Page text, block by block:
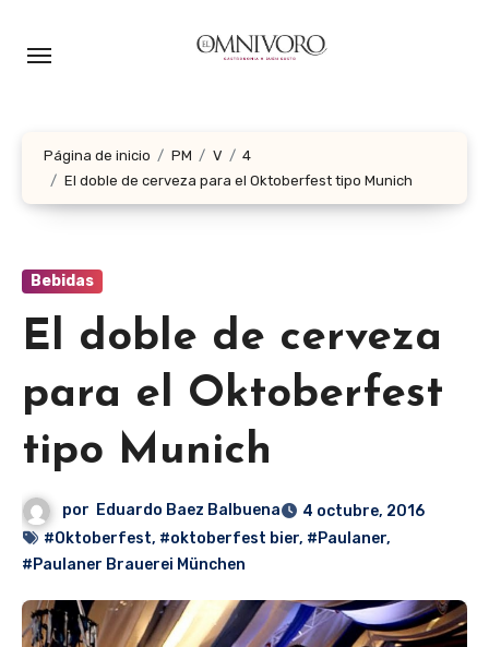
Página de inicio PM V
4
El doble de cerveza para el Oktoberfest tipo Munich
Bebidas
El doble de cerveza
para el Oktoberfest
tipo Munich
por Eduardo Baez Balbuena
4 octubre, 2016
#Oktoberfest, #oktoberfest bier, #Paulaner,
#Paulaner Brauerei München